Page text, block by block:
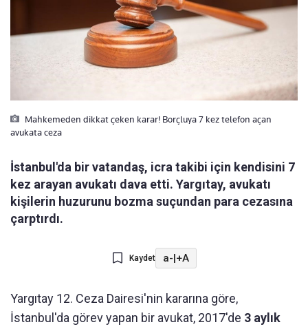
Mahkemeden dikkat çeken karar! Borçluya 7 kez telefon açan
avukata ceza
İstanbul'da bir vatandaş, icra takibi için kendisini 7
kez arayan avukatı dava etti. Yargıtay, avukatı
kişilerin huzurunu bozma suçundan para cezasına
çarptırdı.
Kaydet a-|+A
Yargıtay 12. Ceza Dairesi'nin kararına göre,
İstanbul'da görev yapan bir avukat, 2017'de 3 aylık